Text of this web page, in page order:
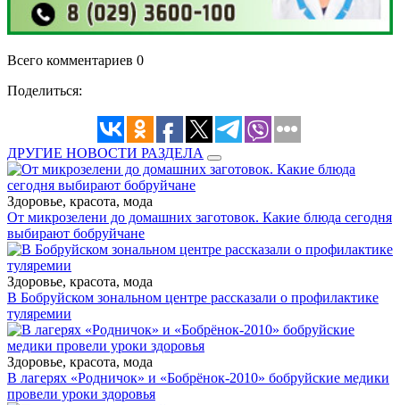
Всего комментариев 0
Поделиться:
ДРУГИЕ НОВОСТИ РАЗДЕЛА
Здоровье, красота, мода
От микрозелени до домашних заготовок. Какие блюда сегодня
выбирают бобруйчане
Здоровье, красота, мода
В Бобруйском зональном центре рассказали о профилактике
туляремии
Здоровье, красота, мода
В лагерях «Родничок» и «Бобрёнок-2010» бобруйские медики
провели уроки здоровья